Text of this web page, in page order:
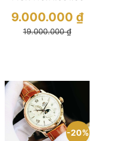
Dial Sapphire Silver
Stainless Steel For
19.000.000₫
9.000.000 ₫
20%